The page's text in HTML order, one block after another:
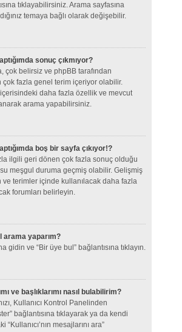
tıklayabilirsiniz. Arama sayfasına
temaya bağlı olarak değişebilir.
sonuç çıkmıyor?
çok belirsiz ve phpBB tarafından
fazla genel terim içeriyor olabilir.
daha fazla özellik ve mevcut
arama yapabilirsiniz.
boş bir sayfa çıkıyor!?
ilgili geri dönen çok fazla sonuç olduğu
meşgul duruma geçmiş olabilir. Gelişmiş
ve terimler içinde kullanılacak daha fazla
forumları belirleyin.
arama yaparım?
gidin ve “Bir üye bul” bağlantısına tıklayın.
ve başlıklarımı nasıl bulabilirim?
Kullanıcı Kontrol Panelinden
bağlantısına tıklayarak ya da kendi
“Kullanıcı’nın mesajlarını ara”